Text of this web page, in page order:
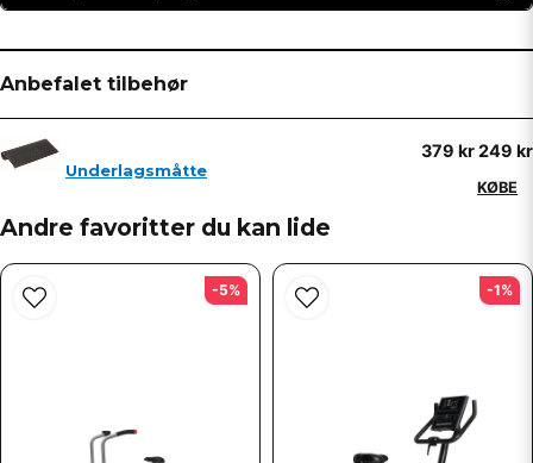
Spørg os om noget om dette produkt...
nameNavn
email
Email adresse
Anbefalet tilbehør
Underlagsmåtte
379 kr249 kr
KØBE
Andre favoritter du kan lide
-5% -1%